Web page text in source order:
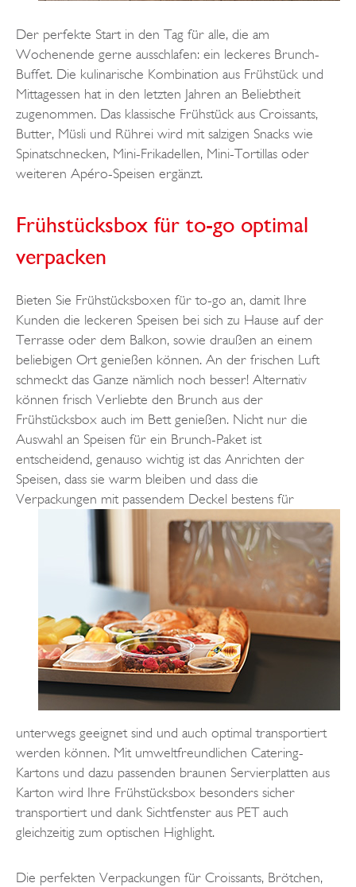
Der perfekte Start in den Tag für alle, die am
Wochenende gerne ausschlafen: ein leckeres Brunch-
Buffet. Die kulinarische Kombination aus Frühstück und
Mittagessen hat in den letzten Jahren an Beliebtheit
zugenommen. Das klassische Frühstück aus Croissants,
Butter, Müsli und Rührei wird mit salzigen Snacks wie
Spinatschnecken, Mini-Frikadellen, Mini-Tortillas oder
weiteren Apéro-Speisen ergänzt.
Frühstücksbox für to-go optimal
verpacken
Bieten Sie Frühstücksboxen für to-go an, damit Ihre
Kunden die leckeren Speisen bei sich zu Hause auf der
Terrasse oder dem Balkon, sowie draußen an einem
beliebigen Ort genießen können. An der frischen Luft
schmeckt das Ganze nämlich noch besser! Alternativ
können frisch Verliebte den Brunch aus der
Frühstücksbox auch im Bett genießen. Nicht nur die
Auswahl an Speisen für ein Brunch-Paket ist
entscheidend, genauso wichtig ist das Anrichten der
Speisen, dass sie warm bleiben und dass die
Verpackungen mit passendem Deckel bestens für
unterwegs geeignet sind und auch optimal transportiert
werden können. Mit umweltfreundlichen Catering-
Kartons und dazu passenden braunen Servierplatten aus
Karton wird Ihre Frühstücksbox besonders sicher
transportiert und dank Sichtfenster aus PET auch
gleichzeitig zum optischen Highlight.
Die perfekten Verpackungen für Croissants, Brötchen,